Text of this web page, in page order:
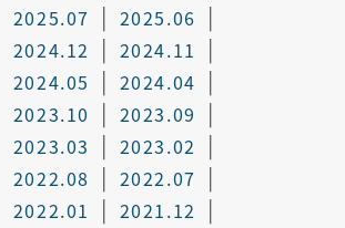
2025.07
2025.06
2024.12
2024.11
2024.05
2024.04
2023.10
2023.09
2023.03
2023.02
2022.08
2022.07
2022.01
2021.12